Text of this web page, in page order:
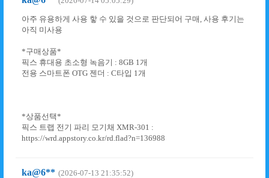
아주 유용하게 사용 핳 수 있을 것으로 판단되어 구매, 사용 후기는
아직 미사용
*구매상품*
픽스 휴대용 초소형 녹음기 : 8GB 1개
전용 스마트폰 OTG 젠더 : C타입 1개
*상품선택*
픽스 트랩 전기 파리 모기채 XMR-301 :
https://wrd.appstory.co.kr/rd.flad?n=136988
ka@6** (2026-07-13 21:35:52)